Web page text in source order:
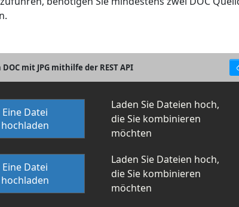
mit JPG mithilfe der REST API
Eine Datei
hochladen
Laden Sie Dateien hoch,
die Sie kombinieren
möchten
Eine Datei
hochladen
Laden Sie Dateien hoch,
die Sie kombinieren
möchten